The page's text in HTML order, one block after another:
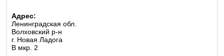
Адрес:
Ленинградская обл.
Волховский р-н
г. Новая Ладога
В мкр. 2